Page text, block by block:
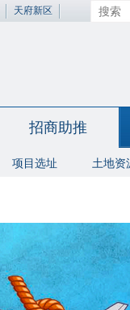
天府新区
招商助推
项目选址 土地资